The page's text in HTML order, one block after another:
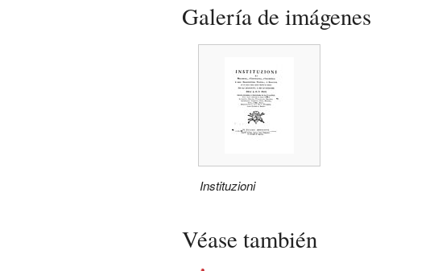
Galería de imágenes
Instituzioni
Véase también